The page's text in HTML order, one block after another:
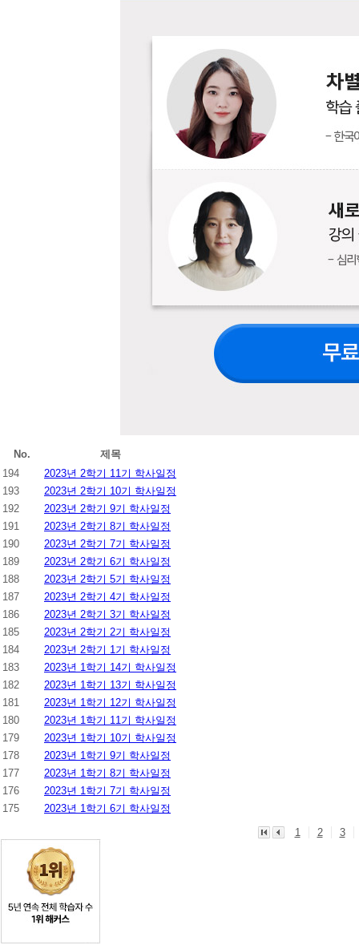
No.
제목
194
2023년 2학기 11기 학사일정
193
2023년 2학기 10기 학사일정
192
2023년 2학기 9기 학사일정
191
2023년 2학기 8기 학사일정
190
2023년 2학기 7기 학사일정
189
2023년 2학기 6기 학사일정
188
2023년 2학기 5기 학사일정
187
2023년 2학기 4기 학사일정
186
2023년 2학기 3기 학사일정
185
2023년 2학기 2기 학사일정
184
2023년 2학기 1기 학사일정
183
2023년 1학기 14기 학사일정
182
2023년 1학기 13기 학사일정
181
2023년 1학기 12기 학사일정
180
2023년 1학기 11기 학사일정
179
2023년 1학기 10기 학사일정
178
2023년 1학기 9기 학사일정
177
2023년 1학기 8기 학사일정
176
2023년 1학기 7기 학사일정
175
2023년 1학기 6기 학사일정
1
2 3